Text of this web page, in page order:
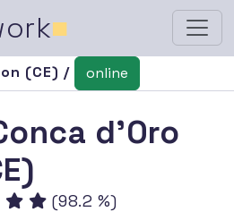
■
(CE) / online
d'Oro
(98.2 %)